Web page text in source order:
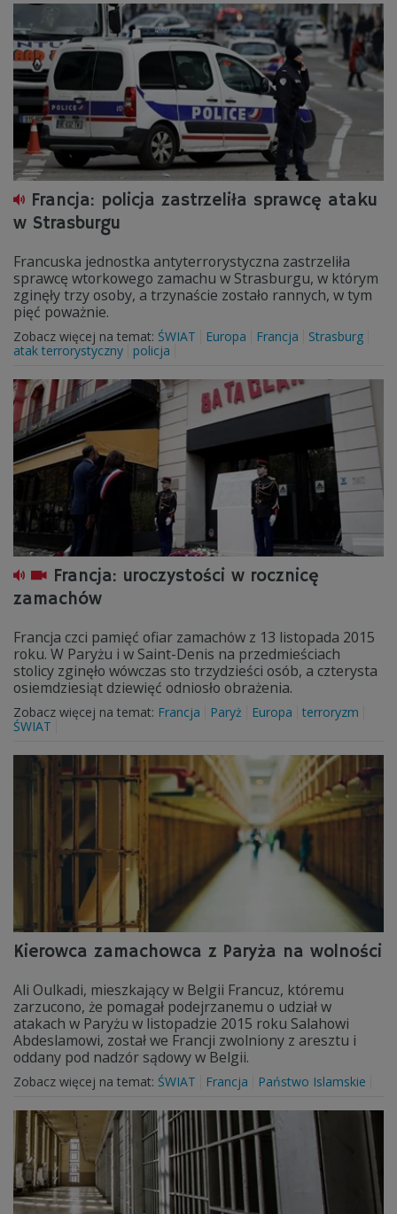
Francja: policja zastrzeliła sprawcę ataku
w Strasburgu
Francuska jednostka antyterrorystyczna zastrzeliła
sprawcę wtorkowego zamachu w Strasburgu, w którym
zginęły trzy osoby, a trzynaście zostało rannych, w tym
pięć poważnie.
Zobacz więcej na temat: ŚWIAT Europa Francja
Strasburg
atak terrorystyczny
policja
Francja: uroczystości w rocznicę
zamachów
Francja czci pamięć ofiar zamachów z 13 listopada 2015
roku. W Paryżu i w Saint-Denis na przedmieściach
stolicy zginęło wówczas sto trzydzieści osób, a czterysta
osiemdziesiąt dziewięć odniosło obrażenia.
Zobacz więcej na temat: Francja Paryż Europa
terroryzm
ŚWIAT
Kierowca zamachowca z Paryża na wolności
Ali Oulkadi, mieszkający w Belgii Francuz, któremu
zarzucono, że pomagał podejrzanemu o udział w
atakach w Paryżu w listopadzie 2015 roku Salahowi
Abdeslamowi, został we Francji zwolniony z aresztu i
oddany pod nadzór sądowy w Belgii.
Zobacz więcej na temat: ŚWIAT Francja Państwo Islamskie